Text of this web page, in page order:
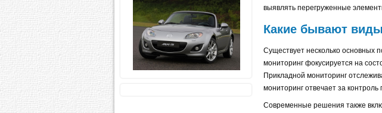
выявлять перегруженные
Какие бывают
Существует несколько основных
мониторинг фокусируется на
Прикладной мониторинг
мониторинг отвечает за
Современные решения также